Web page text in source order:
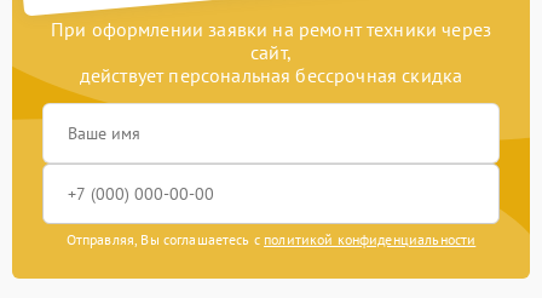
При оформлении заявки на ремонт техники через
сайт,
действует персональная бессрочная скидка
Отправляя, Вы соглашаетесь с политикой конфиденциальности